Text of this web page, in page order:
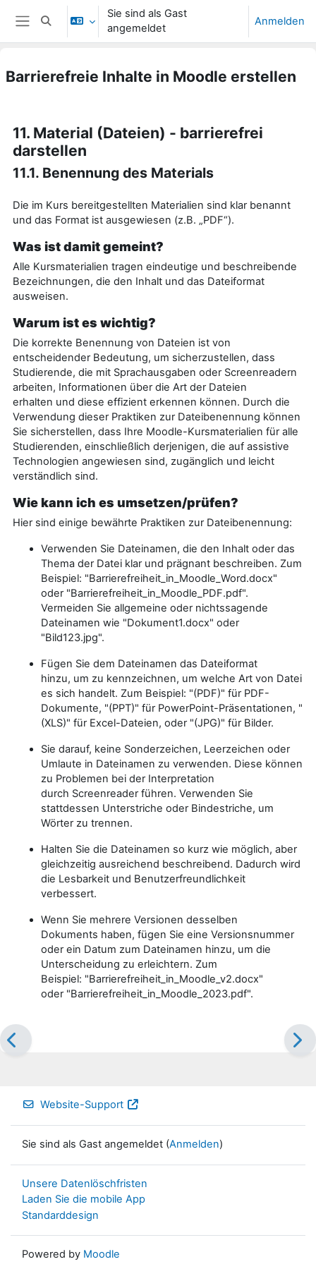
Zum Hauptinhalt
Website-Übersicht
Sucheingabe umschalten
Sie sind als Gast
angemeldet
Anmelden
Barrierefreie Inhalte in Moodle erstellen
11. Material (Dateien) - barrierefrei
darstellen
11.1. Benennung des Materials
Die im Kurs bereitgestellten Materialien sind klar benannt
und das Format ist ausgewiesen (z.B. „PDF“).
Was ist damit gemeint?
Alle Kursmaterialien tragen eindeutige und beschreibende
Bezeichnungen, die den Inhalt und das Dateiformat
ausweisen.
Warum ist es wichtig?
Die korrekte Benennung von Dateien ist von
entscheidender Bedeutung, um sicherzustellen, dass
Studierende, die mit Sprachausgaben oder Screenreadern
arbeiten, Informationen über die Art der Dateien
erhalten und diese effizient erkennen können. Durch die
Verwendung dieser Praktiken zur Dateibenennung können
Sie sicherstellen, dass Ihre Moodle-Kursmaterialien für alle
Studierenden, einschließlich derjenigen, die auf assistive
Technologien angewiesen sind, zugänglich und leicht
verständlich sind.
Wie kann ich es umsetzen/prüfen?
Hier sind einige bewährte Praktiken zur Dateibenennung:
Verwenden Sie Dateinamen, die den Inhalt oder das
Thema der Datei klar und prägnant beschreiben. Zum
Beispiel: "Barrierefreiheit_in_Moodle_Word.docx"
oder "Barrierefreiheit_in_Moodle_PDF.pdf".
Vermeiden Sie allgemeine oder nichtssagende
Dateinamen wie "Dokument1.docx" oder
"Bild123.jpg".
Fügen Sie dem Dateinamen das Dateiformat
hinzu, um zu kennzeichnen, um welche Art von Datei
es sich handelt. Zum Beispiel: "(PDF)" für PDF-
Dokumente, "(PPT)" für PowerPoint-Präsentationen, "
(XLS)" für Excel-Dateien, oder "(JPG)" für Bilder.
Sie darauf, keine Sonderzeichen, Leerzeichen oder
Umlaute in Dateinamen zu verwenden. Diese können
zu Problemen bei der Interpretation
durch Screenreader führen. Verwenden Sie
stattdessen Unterstriche oder Bindestriche, um
Wörter zu trennen.
Halten Sie die Dateinamen so kurz wie möglich, aber
gleichzeitig ausreichend beschreibend. Dadurch wird
die Lesbarkeit und Benutzerfreundlichkeit
verbessert.
Wenn Sie mehrere Versionen desselben
Dokuments haben, fügen Sie eine Versionsnummer
oder ein Datum zum Dateinamen hinzu, um die
Unterscheidung zu erleichtern. Zum
Beispiel: "Barrierefreiheit_in_Moodle_v2.docx"
oder "Barrierefreiheit_in_Moodle_2023.pdf".
Website-Support
Sie sind als Gast angemeldet (Anmelden)
Unsere Datenlöschfristen
Laden Sie die mobile App
Standarddesign
Powered by Moodle